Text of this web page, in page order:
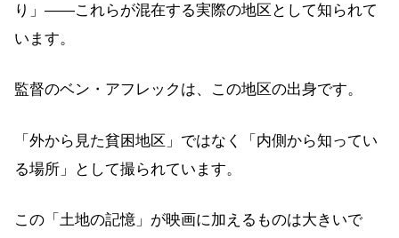
り」——これらが混在する実際の地区として知られて
います。
監督のベン・アフレックは、この地区の出身です。
「外から見た貧困地区」ではなく「内側から知ってい
る場所」として撮られています。
この「土地の記憶」が映画に加えるものは大きいで